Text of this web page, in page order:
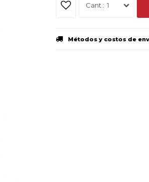
1
Métodos y costos de